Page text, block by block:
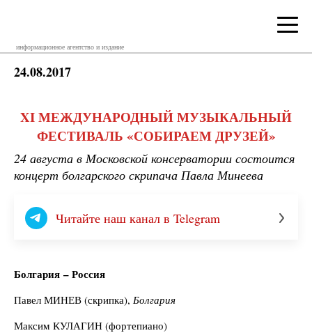
информационное агентство и издание
24.08.2017
XI МЕЖДУНАРОДНЫЙ МУЗЫКАЛЬНЫЙ
ФЕСТИВАЛЬ «СОБИРАЕМ ДРУЗЕЙ»
24 августа в Московской консерватории состоится
концерт болгарского скрипача Павла Минеева
Читайте наш канал в Telegram
Болгария – Россия
Павел МИНЕВ (скрипка), Болгария
Максим КУЛАГИН (фортепиано)